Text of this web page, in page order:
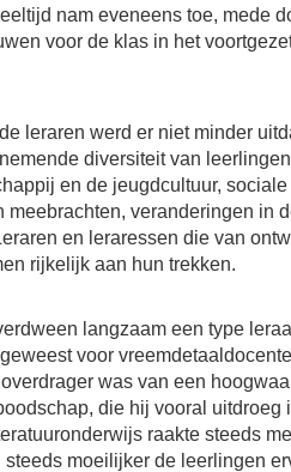
nam eveneens toe, mede
voor de klas in het
leraren werd er niet minder
diversiteit van
en de jeugdcultuur, sociale
veranderingen in
en leraressen die van
rijkelijk aan hun trekken.
langzaam een type
voor
was van een
die hij vooral uitdroeg
raakte steeds
moeilijker de leerlingen